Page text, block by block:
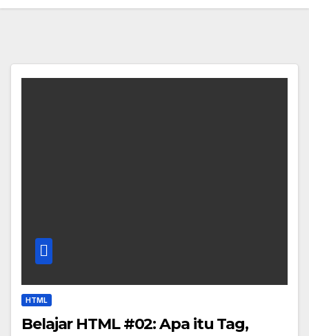
HTML
Belajar HTML #02: Apa itu Tag,